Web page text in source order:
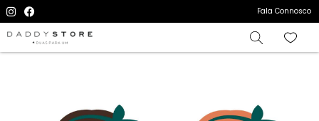
Fala Connosco